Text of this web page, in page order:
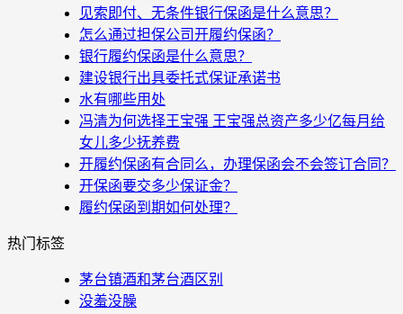
见索即付、无条件银行保函是什么意思？
怎么通过担保公司开履约保函？
银行履约保函是什么意思？
建设银行出具委托式保证承诺书
水有哪些用处
冯清为何选择王宝强 王宝强总资产多少亿每月给
女儿多少抚养费
开履约保函有合同么，办理保函会不会签订合同？
开保函要交多少保证金？
履约保函到期如何处理？
热门标签
茅台镇酒和茅台酒区别
没羞没臊